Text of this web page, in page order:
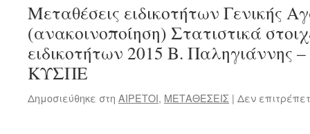
Μεταθέσεις ειδικοτήτων Γενικής
(ανακοινοποίηση) Στατιστικά
ειδικοτήτων 2015 Β. Παληγιάννης
ΚΥΣΠΕ
Δημοσιεύθηκε στη ΑΙΡΕΤΟΙ, ΜΕΤΑΘΕΣΕΙΣ | Δεν